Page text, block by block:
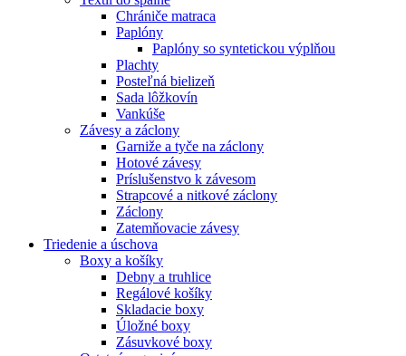
Chrániče matraca
Paplóny
Paplóny so syntetickou výplňou
Plachty
Posteľná bielizeň
Sada lôžkovín
Vankúše
Závesy a záclony
Garniže a tyče na záclony
Hotové závesy
Príslušenstvo k závesom
Strapcové a nitkové záclony
Záclony
Zatemňovacie závesy
Triedenie a úschova
Boxy a košíky
Debny a truhlice
Regálové košíky
Skladacie boxy
Úložné boxy
Zásuvkové boxy